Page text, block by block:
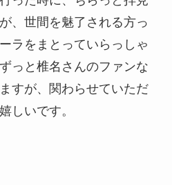
、世間を魅了される方っ
ラをまとっていらっしゃ
っと椎名さんのファンな
すが、関わらせていただ
しいです。